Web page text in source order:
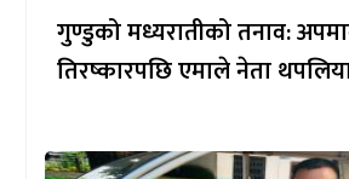
गुण्डुको मध्यरातीको तनाव:
तिरष्कारपछि एमाले नेता